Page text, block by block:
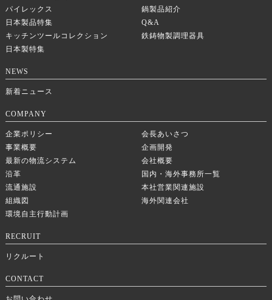
パイレックス
鍋製品紹介
日本製品特集
Q&A
キッチンツールコレクション
鉄鋳物製調理器具
日本製特集
NEWS
新着ニュース
COMPANY
企業ポリシー
会長あいさつ
事業概要
企画開発
最新の物流システム
会社概要
沿革
国内・海外事務所一覧
流通施設
本社営業関連施設
組織図
海外関連会社
環境自主行動計画
RECRUIT
リクルート
CONTACT